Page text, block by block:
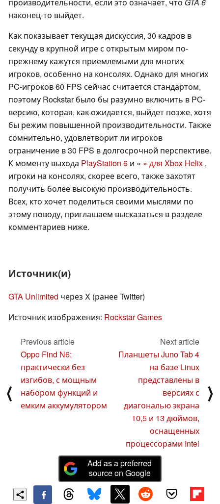
наконец-то выйдет.
Как показывает текущая дискуссия, 30 кадров в
секунду в крупной игре с открытым миром по-
прежнему кажутся приемлемыми для многих
игроков, особенно на консолях. Однако для многих
PC-игроков 60 FPS сейчас считается стандартом,
поэтому Rockstar было бы разумно включить в PC-
версию, которая, как ожидается, выйдет позже, хотя
бы режим повышенной производительности. Также
сомнительно, удовлетворит ли игроков
ограничение в 30 FPS в долгосрочной перспективе.
К моменту выхода PlayStation 6 и « » для Xbox Helix ,
игроки на консолях, скорее всего, также захотят
получить более высокую производительность.
Всех, кто хочет поделиться своими мыслями по
этому поводу, приглашаем высказаться в разделе
комментариев ниже.
Источник(и)
GTA Unlimited через X (ранее Twitter)
Источник изображения: Rockstar Games
⟨
Previous article
Oppo Find N6:
практически без
изгибов, с мощным
набором функций и
емким аккумулятором
Next article
Планшеты Juno Tab 4
на базе Linux
представлены в
версиях с
диагональю экрана
10,5 и 13 дюймов,
оснащенных
процессорами Intel
⟩
Add as a preferred
source on Google